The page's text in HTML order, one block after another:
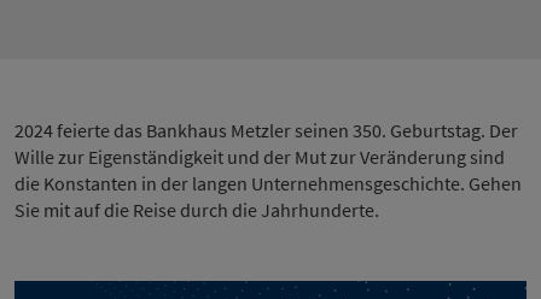
2024 feierte das Bankhaus Metzler seinen 350. Geburtstag. Der
Wille zur Eigenständigkeit und der Mut zur Veränderung sind
die Konstanten in der langen Unternehmensgeschichte. Gehen
Sie mit auf die Reise durch die Jahrhunderte.